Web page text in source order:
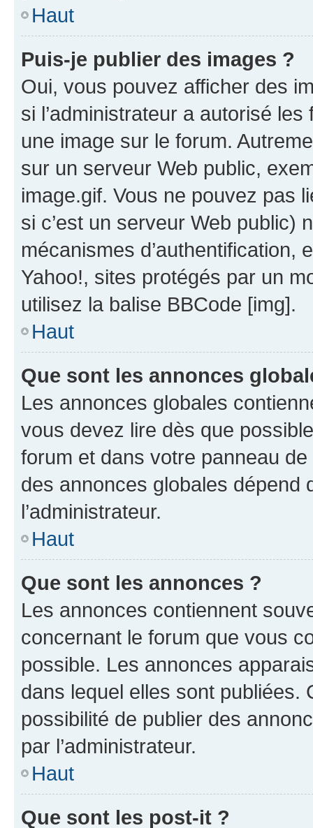
Haut
Puis-je publier des images ?
Oui, vous pouvez afficher des
si l’administrateur a autorisé
une image sur le forum.
sur un serveur Web public,
image.gif. Vous ne pouvez pas
si c’est un serveur Web public)
mécanismes d’authentification,
Yahoo!, sites protégés par un
utilisez la balise BBCode [img].
Haut
Que sont les annonces
Les annonces globales
vous devez lire dès que
forum et dans votre panneau
des annonces globales dépend
l’administrateur.
Haut
Que sont les annonces ?
Les annonces contiennent
concernant le forum que vous
possible. Les annonces
dans lequel elles sont publiées.
possibilité de publier des
par l’administrateur.
Haut
Que sont les post-it ?